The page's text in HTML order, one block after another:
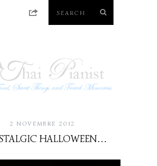
2 NOVEMBRE 2012
HALLOWEEN…